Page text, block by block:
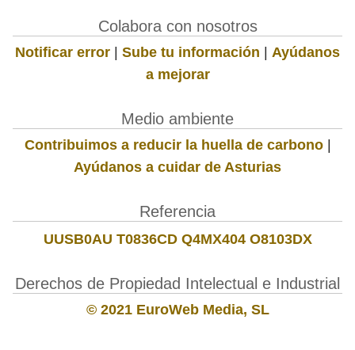
Colabora con nosotros
Notificar error | Sube tu información | Ayúdanos
a mejorar
Medio ambiente
Contribuimos a reducir la huella de carbono|
Ayúdanos a cuidar de Asturias
Referencia
UUSB0AU T0836CD Q4MX404 O8103DX
Derechos de Propiedad Intelectual e Industrial
© 2021 EuroWeb Media, SL